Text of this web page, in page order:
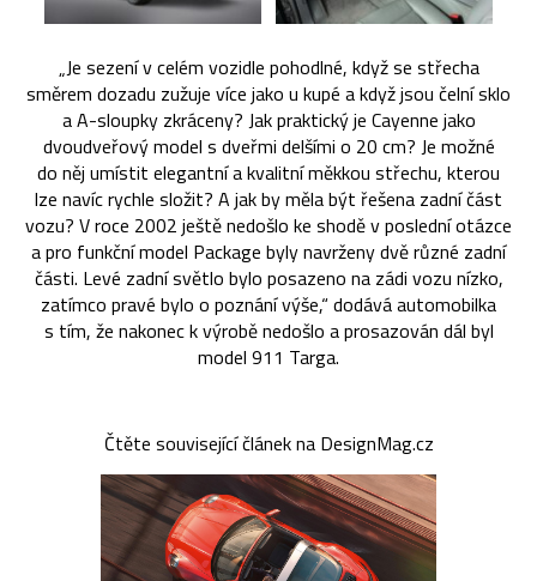
„Je sezení v celém vozidle pohodlné, když se střecha
směrem dozadu zužuje více jako u kupé a když jsou čelní sklo
a A-sloupky zkráceny? Jak praktický je Cayenne jako
dvoudveřový model s dveřmi delšími o 20 cm? Je možné
do něj umístit elegantní a kvalitní měkkou střechu, kterou
lze navíc rychle složit? A jak by měla být řešena zadní část
vozu? V roce 2002 ještě nedošlo ke shodě v poslední otázce
a pro funkční model Package byly navrženy dvě různé zadní
části. Levé zadní světlo bylo posazeno na zádi vozu nízko,
zatímco pravé bylo o poznání výše,“ dodává automobilka
s tím, že nakonec k výrobě nedošlo a prosazován dál byl
model 911 Targa.
Čtěte související článek na DesignMag.cz